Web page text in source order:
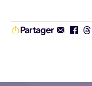
Partager